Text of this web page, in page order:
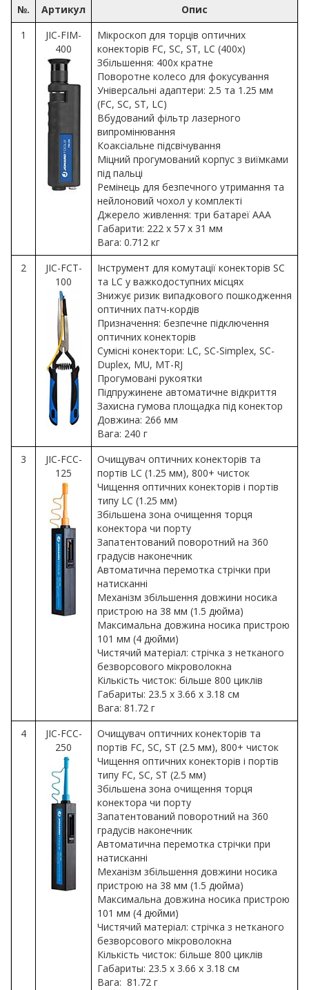
№. Артикул
Опис
1
JIC-FIM-
400
Мікроскоп для торців оптичних
конекторів FC, SC, ST, LC (400х)
Збільшення: 400х кратне
Поворотне колесо для фокусування
Універсальні адаптери: 2.5 та 1.25 мм
(FC, SC, ST, LC)
Вбудований фільтр лазерного
випромінювання
Коаксіальне підсвічування
Міцний прогумований корпус з виїмками
під пальці
Ремінець для безпечного утримання та
нейлоновий чохол у комплекті
Джерело живлення: три батареї AAA
Габарити: 222 х 57 х 31 мм
Вага: 0.712 кг
2
JIC-FCT-
100
Інструмент для комутації конекторів SC
та LC у важкодоступних місцях
Знижує ризик випадкового пошкодження
оптичних патч-кордів
Призначення: безпечне підключення
оптичних конекторів
Сумісні конектори: LC, SC-Simplex, SC-
Duplex, MU, MT-RJ
Прогумовані рукоятки
Підпружинене автоматичне відкриття
Захисна гумова площадка під конектор
Довжина: 266 мм
Вага: 240 г
3
JIC-FCC-
125
Очищувач оптичних конекторів та
портів LC (1.25 мм), 800+ чисток
Чищення оптичних конекторів і портів
типу LC (1.25 мм)
Збільшена зона очищення торця
конектора чи порту
Запатентований поворотний на 360
градусів наконечник
Автоматична перемотка стрічки при
натисканні
Механізм збільшення довжини носика
пристрою на 38 мм (1.5 дюйма)
Максимальна довжина носика пристрою
101 мм (4 дюйми)
Чистячий матеріал: стрічка з нетканого
безворсового мікроволокна
Кількість чисток: більше 800 циклів
Габариты: 23.5 x 3.66 x 3.18 см
Вага: 81.72 г
4
JIC-FCC-
250
Очищувач оптичних конекторів та
портів FC, SC, ST (2.5 мм), 800+ чисток
Чищення оптичних конекторів і портів
типу FC, SC, ST (2.5 мм)
Збільшена зона очищення торця
конектора чи порту
Запатентований поворотний на 360
градусів наконечник
Автоматична перемотка стрічки при
натисканні
Механізм збільшення довжини носика
пристрою на 38 мм (1.5 дюйма)
Максимальна довжина носика пристрою
101 мм (4 дюйми)
Чистячий матеріал: стрічка з нетканого
безворсового мікроволокна
Кількість чисток: більше 800 циклів
Габариты: 23.5 x 3.66 x 3.18 см
Вага: 81.72 г